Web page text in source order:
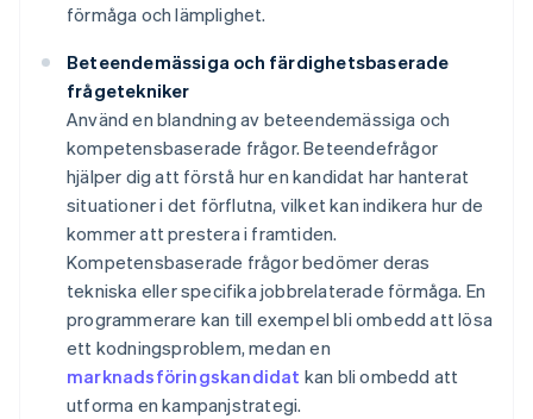
förmåga och lämplighet.
Beteendemässiga och färdighetsbaserade
frågetekniker
Använd en blandning av beteendemässiga och
kompetensbaserade frågor. Beteendefrågor
hjälper dig att förstå hur en kandidat har hanterat
situationer i det förflutna, vilket kan indikera hur de
kommer att prestera i framtiden.
Kompetensbaserade frågor bedömer deras
tekniska eller specifika jobbrelaterade förmåga. En
programmerare kan till exempel bli ombedd att lösa
ett kodningsproblem, medan en
marknadsföringskandidat kan bli ombedd att
utforma en kampanjstrategi.